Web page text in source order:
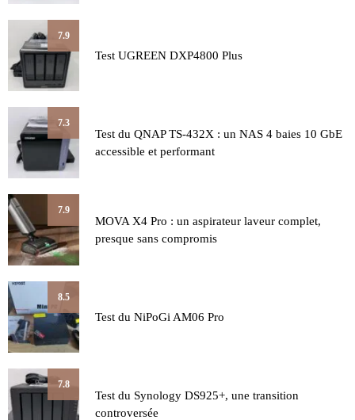
7.9
Test UGREEN DXP4800 Plus
7.3
Test du QNAP TS-432X : un NAS 4 baies 10 GbE
accessible et performant
7.9
MOVA X4 Pro : un aspirateur laveur complet,
presque sans compromis
8.5
Test du NiPoGi AM06 Pro
7.8
Test du Synology DS925+, une transition
controversée